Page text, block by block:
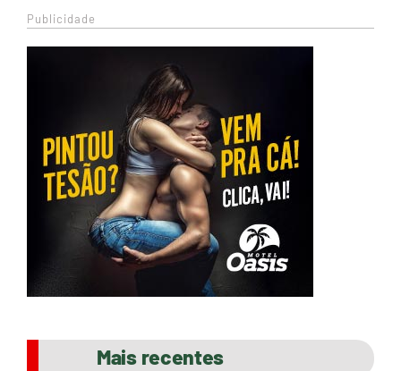
Publicidade
Mais recentes